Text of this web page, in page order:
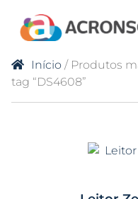
Início / Produtos
tag “DS4608”